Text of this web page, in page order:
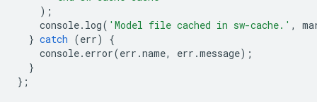
);
console. log( 'Model file cached in sw-cache.' ,
} catch (err)
{
console. error(err .name, err .message);
}
};